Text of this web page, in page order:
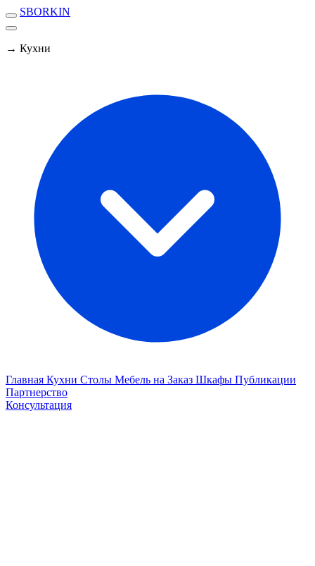
SBORKIN
→ Кухни
Главная Кухни Столы Мебель на Заказ Шкафы Публикации
Партнерство
Консультация